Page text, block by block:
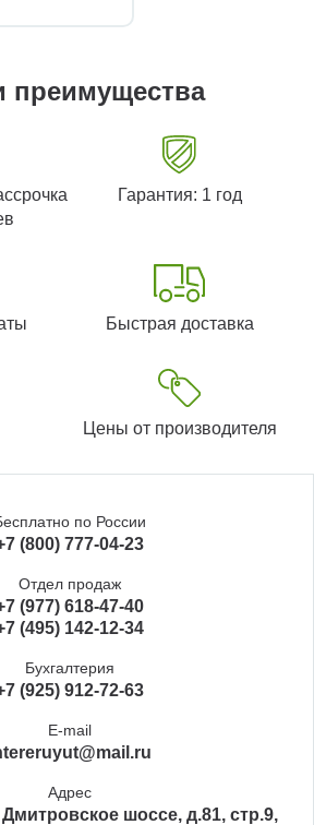
преимущества
Гарантия: 1 год
Быстрая доставка
Цены от производителя
по России
(800) 777-04-23
Отдел продаж
(977) 618-47-40
(495) 142-12-34
Бухгалтерия
(925) 912-72-63
E-mail
Адрес
шоссе, д.81, стр.9,